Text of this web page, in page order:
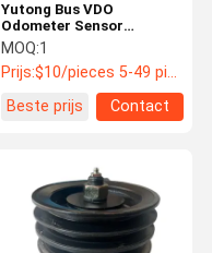
Yutong Bus VDO
Odometer Sensor
2159.20102501 3623-
00061
MOQ:1
Prijs:$10/pieces 5-49 pieces
Beste prijs
Contact